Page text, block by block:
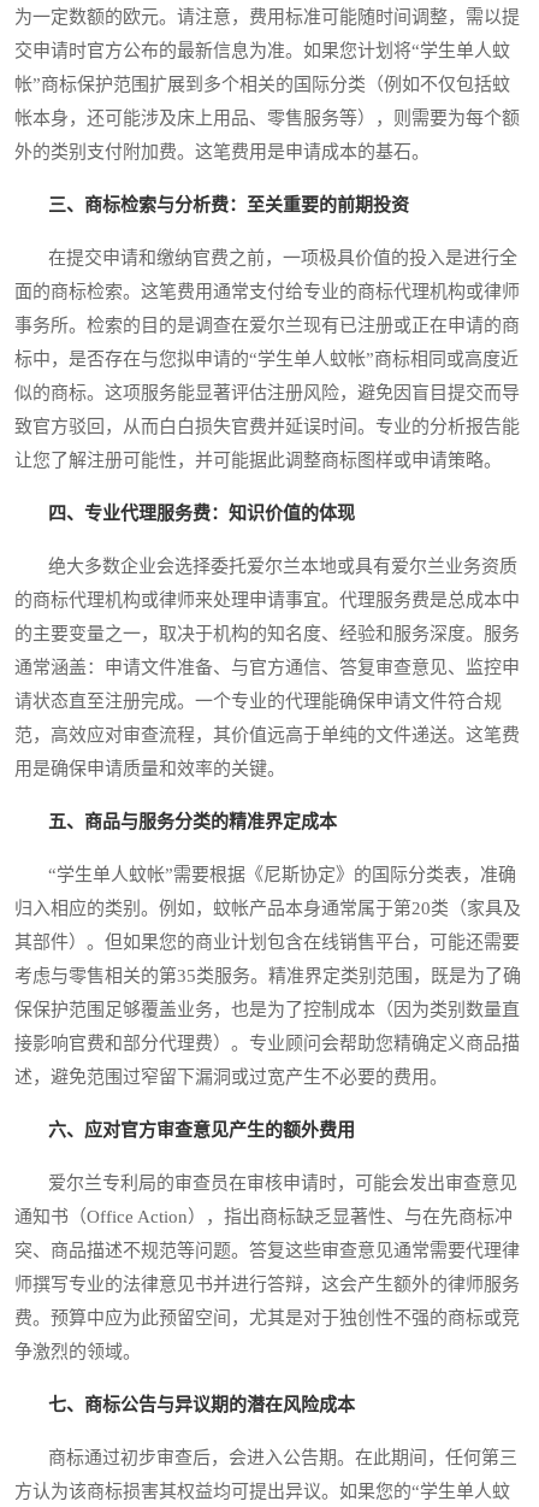
为一定数额的欧元。请注意，费用标准可能随时间调整，需以提
交申请时官方公布的最新信息为准。如果您计划将“学生单人蚊
帐”商标保护范围扩展到多个相关的国际分类（例如不仅包括蚊
帐本身，还可能涉及床上用品、零售服务等），则需要为每个额
外的类别支付附加费。这笔费用是申请成本的基石。
三、商标检索与分析费：至关重要的前期投资
在提交申请和缴纳官费之前，一项极具价值的投入是进行全
面的商标检索。这笔费用通常支付给专业的商标代理机构或律师
事务所。检索的目的是调查在爱尔兰现有已注册或正在申请的商
标中，是否存在与您拟申请的“学生单人蚊帐”商标相同或高度近
似的商标。这项服务能显著评估注册风险，避免因盲目提交而导
致官方驳回，从而白白损失官费并延误时间。专业的分析报告能
让您了解注册可能性，并可能据此调整商标图样或申请策略。
四、专业代理服务费：知识价值的体现
绝大多数企业会选择委托爱尔兰本地或具有爱尔兰业务资质
的商标代理机构或律师来处理申请事宜。代理服务费是总成本中
的主要变量之一，取决于机构的知名度、经验和服务深度。服务
通常涵盖：申请文件准备、与官方通信、答复审查意见、监控申
请状态直至注册完成。一个专业的代理能确保申请文件符合规
范，高效应对审查流程，其价值远高于单纯的文件递送。这笔费
用是确保申请质量和效率的关键。
五、商品与服务分类的精准界定成本
“学生单人蚊帐”需要根据《尼斯协定》的国际分类表，准确
归入相应的类别。例如，蚊帐产品本身通常属于第20类（家具及
其部件）。但如果您的商业计划包含在线销售平台，可能还需要
考虑与零售相关的第35类服务。精准界定类别范围，既是为了确
保保护范围足够覆盖业务，也是为了控制成本（因为类别数量直
接影响官费和部分代理费）。专业顾问会帮助您精确定义商品描
述，避免范围过窄留下漏洞或过宽产生不必要的费用。
六、应对官方审查意见产生的额外费用
爱尔兰专利局的审查员在审核申请时，可能会发出审查意见
通知书（Office Action），指出商标缺乏显著性、与在先商标冲
突、商品描述不规范等问题。答复这些审查意见通常需要代理律
师撰写专业的法律意见书并进行答辩，这会产生额外的律师服务
费。预算中应为此预留空间，尤其是对于独创性不强的商标或竞
争激烈的领域。
七、商标公告与异议期的潜在风险成本
商标通过初步审查后，会进入公告期。在此期间，任何第三
方认为该商标损害其权益均可提出异议。如果您的“学生单人蚊